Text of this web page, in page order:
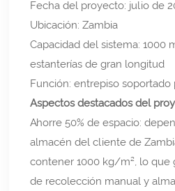
Fecha del proyecto: julio de
Ubicación: Zambia
Capacidad del sistema: 1000
estanterías de gran longitud
Función: entrepiso soportado
Aspectos destacados del
Ahorre 50% de espacio:
almacén del cliente de
contener 1000 kg/m², lo que
de recolección manual y